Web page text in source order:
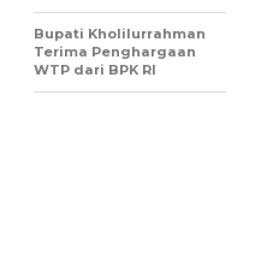
Bupati Kholilurrahman
Terima Penghargaan
WTP dari BPK RI